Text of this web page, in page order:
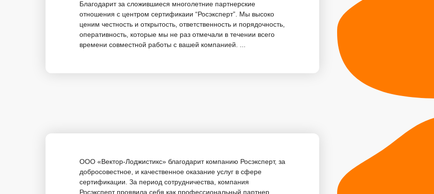
Благодарит за сложившиеся многолетние партнерские
отношения с центром сертификаии “Росэксперт”. Мы высоко
ценим честность и открытость, ответственность и порядочность,
оперативность, которые мы не раз отмечали в течении всего
времени совместной работы с вашей компанией. ...
ООО «Вектор-Лоджистикс» благодарит компанию Росэксперт, за
добросовестное, и качественное оказание услуг в сфере
сертификации. За период сотрудничества, компания
Росэксперт проявила себя как профессиональный партнер,